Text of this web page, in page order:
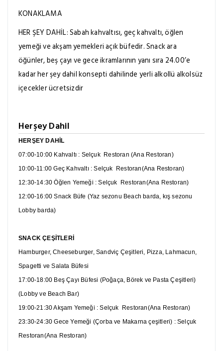
KONAKLAMA
HER ŞEY DAHİL: Sabah kahvaltısı, geç kahvaltı, öğlen
yemeği ve akşam yemekleri açık büfedir. Snack ara
öğünler, beş çayı ve gece ikramlarının yanı sıra 24.00’e
kadar her şey dahil konsepti dahilinde yerli alkollü alkolsüz
içecekler ücretsizdir
Herşey Dahil
HERŞEY DAHİL
07:00-10:00 Kahvaltı : Selçuk Restoran (Ana Restoran)
10:00-11:00 Geç Kahvaltı : Selçuk Restoran(Ana Restoran)
12:30-14:30 Öğlen Yemeği : Selçuk Restoran(Ana Restoran)
12:00-16:00 Snack Büfe (Yaz sezonu Beach barda, kış sezonu
Lobby barda)
SNACK ÇEŞİTLERİ
Hamburger, Cheeseburger, Sandviç Çeşitleri, Pizza, Lahmacun,
Spagetti ve Salata Büfesi
17:00-18:00 Beş Çayı Büfesi (Poğaça, Börek ve Pasta Çeşitleri)
(Lobby ve Beach Bar)
19:00-21:30 Akşam Yemeği : Selçuk Restoran(Ana Restoran)
23:30-24:30 Gece Yemeği (Çorba ve Makarna çeşitleri) : Selçuk
Restoran(Ana Restoran)